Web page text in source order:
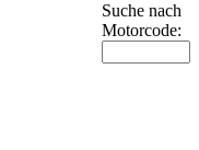
Suche nach
Motorcode: